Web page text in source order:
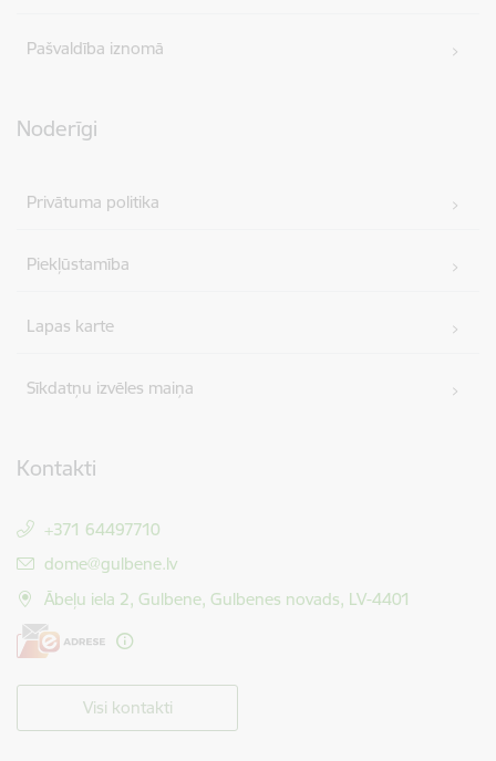
Pašvaldība iznomā
Noderīgi
Privātuma politika
Piekļūstamība
Lapas karte
Sīkdatņu izvēles maiņa
Kontakti
+371 64497710
E-pasts:
dome@gulbene.lv
Ābeļu iela 2, Gulbene, Gulbenes novads, LV-4401
Visi kontakti